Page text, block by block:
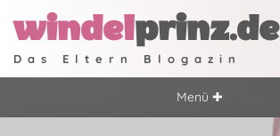
windelprinz.de
Das Eltern Blogazin
Menü ✚